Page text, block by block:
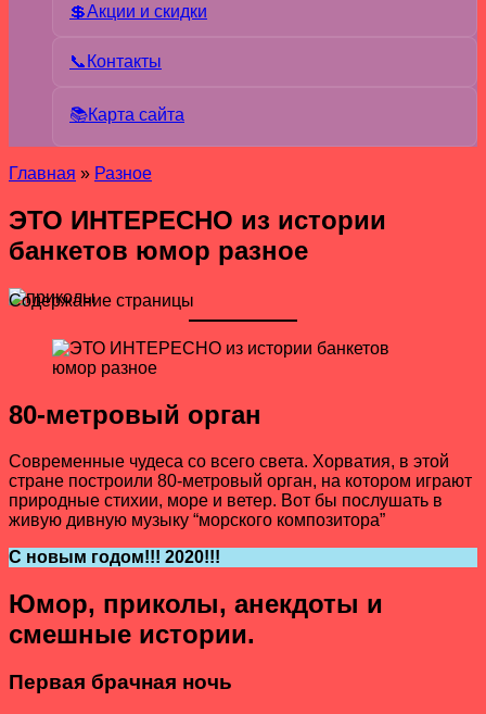
💲Акции и скидки
📞Контакты
📚Карта сайта
Главная » Разное
ЭТО ИНТЕРЕСНО из истории
банкетов юмор разное
Содержание страницы
80-метровый орган
Современные чудеса со всего света. Хорватия, в этой
стране построили 80-метровый орган, на котором играют
природные стихии, море и ветер. Вот бы послушать в
живую дивную музыку “морского композитора”
С новым годом!!! 2020!!!
Юмор, приколы, анекдоты и
смешные истории.
Первая брачная ночь